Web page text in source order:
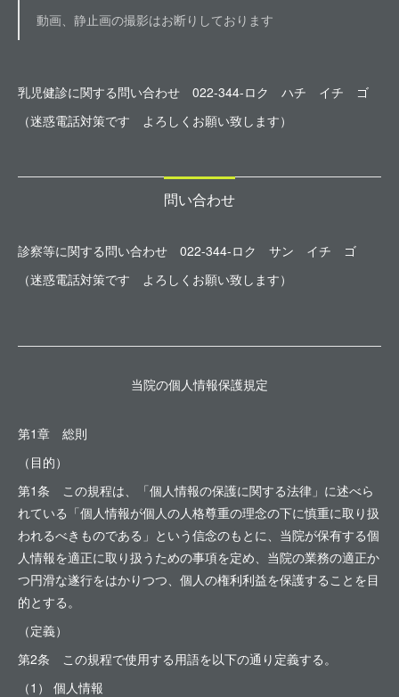
動画、静止画の撮影はお断りしております
乳児健診に関する問い合わせ 022-344-ロク ハチ イチ ゴ
（迷惑電話対策です よろしくお願い致します）
問い合わせ
診察等に関する問い合わせ 022-344-ロク サン イチ ゴ
（迷惑電話対策です よろしくお願い致します）
当院の個人情報保護規定
第1章 総則
（目的）
第1条 この規程は、「個人情報の保護に関する法律」に述べら
れている「個人情報が個人の人格尊重の理念の下に慎重に取り扱
われるべきものである」という信念のもとに、当院が保有する個
人情報を適正に取り扱うための事項を定め、当院の業務の適正か
つ円滑な遂行をはかりつつ、個人の権利利益を保護することを目
的とする。
（定義）
第2条 この規程で使用する用語を以下の通り定義する。
（1） 個人情報